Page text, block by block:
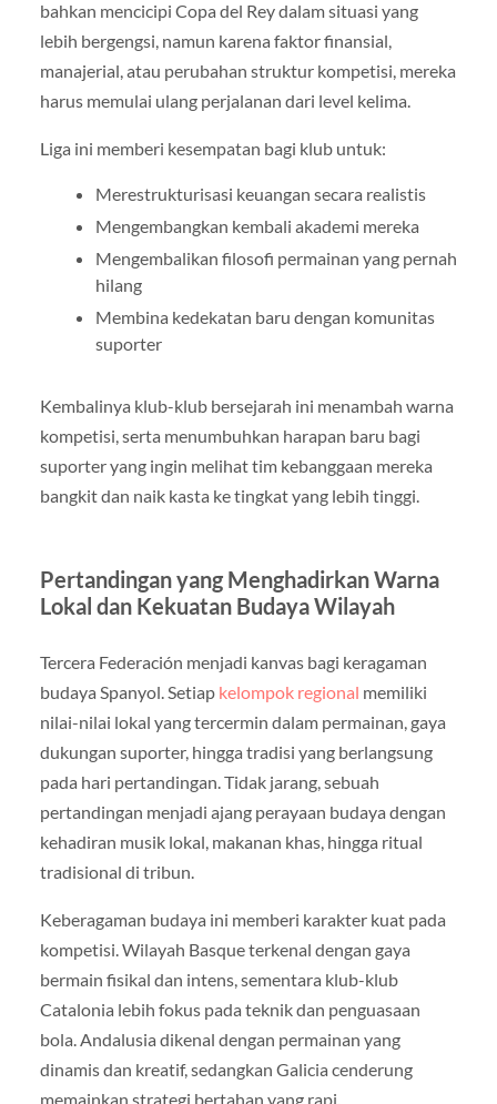
bahkan mencicipi Copa del Rey dalam situasi yang
lebih bergengsi, namun karena faktor finansial,
manajerial, atau perubahan struktur kompetisi, mereka
harus memulai ulang perjalanan dari level kelima.
Liga ini memberi kesempatan bagi klub untuk:
Merestrukturisasi keuangan secara realistis
Mengembangkan kembali akademi mereka
Mengembalikan filosofi permainan yang pernah
hilang
Membina kedekatan baru dengan komunitas
suporter
Kembalinya klub-klub bersejarah ini menambah warna
kompetisi, serta menumbuhkan harapan baru bagi
suporter yang ingin melihat tim kebanggaan mereka
bangkit dan naik kasta ke tingkat yang lebih tinggi.
Pertandingan yang Menghadirkan Warna
Lokal dan Kekuatan Budaya Wilayah
Tercera Federación menjadi kanvas bagi keragaman
budaya Spanyol. Setiap kelompok regional memiliki
nilai-nilai lokal yang tercermin dalam permainan, gaya
dukungan suporter, hingga tradisi yang berlangsung
pada hari pertandingan. Tidak jarang, sebuah
pertandingan menjadi ajang perayaan budaya dengan
kehadiran musik lokal, makanan khas, hingga ritual
tradisional di tribun.
Keberagaman budaya ini memberi karakter kuat pada
kompetisi. Wilayah Basque terkenal dengan gaya
bermain fisikal dan intens, sementara klub-klub
Catalonia lebih fokus pada teknik dan penguasaan
bola. Andalusia dikenal dengan permainan yang
dinamis dan kreatif, sedangkan Galicia cenderung
memainkan strategi bertahan yang rapi.